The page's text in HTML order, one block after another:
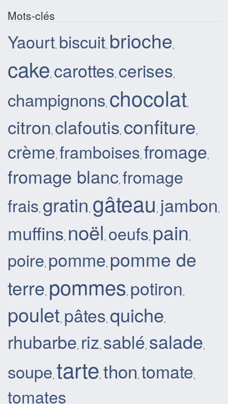
Mots-clés
Yaourt, biscuit, brioche,
cake, carottes, cerises,
champignons, chocolat,
citron, clafoutis, confiture,
crème, framboises, fromage,
fromage blanc, fromage
frais, gratin, gâteau , jambon,
muffins, noël , oeufs, pain,
poire, pomme, pomme de
terre, pommes, potiron,
poulet, pâtes, quiche,
rhubarbe, riz, sablé, salade,
soupe, tarte, thon, tomate,
tomates